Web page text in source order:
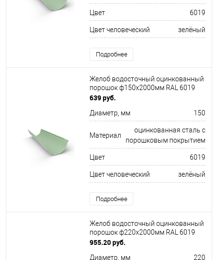
Цвет 6019
Цвет человеческий зелёный
Подробнее
Желоб водосточный оцинкованный
порошок ф150х2000мм RAL 6019
639 руб.
Диаметр, мм 150
Материал
оцинкованная сталь с
порошковым покрытием
Цвет 6019
Цвет человеческий зелёный
Подробнее
Желоб водосточный оцинкованный
порошок ф220х2000мм RAL 6019
955.20 руб.
Диаметр, мм 220